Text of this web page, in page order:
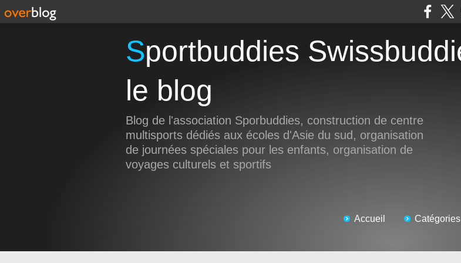
Sportbuddies Swissbuddies,
le blog
Blog de l'association Sporbuddies, construction de centre
multisports dédiés aux écoles d'Asie du sud, organisation
de journées spéciales pour les enfants, organisation de
voyages culturels et sportifs
Accueil Catégories